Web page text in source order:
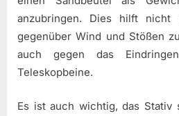
anzubringen. Dies hilft nicht
gegenüber Wind und Stößen
auch gegen das
Teleskopbeine.
Es ist auch wichtig, das Stativ